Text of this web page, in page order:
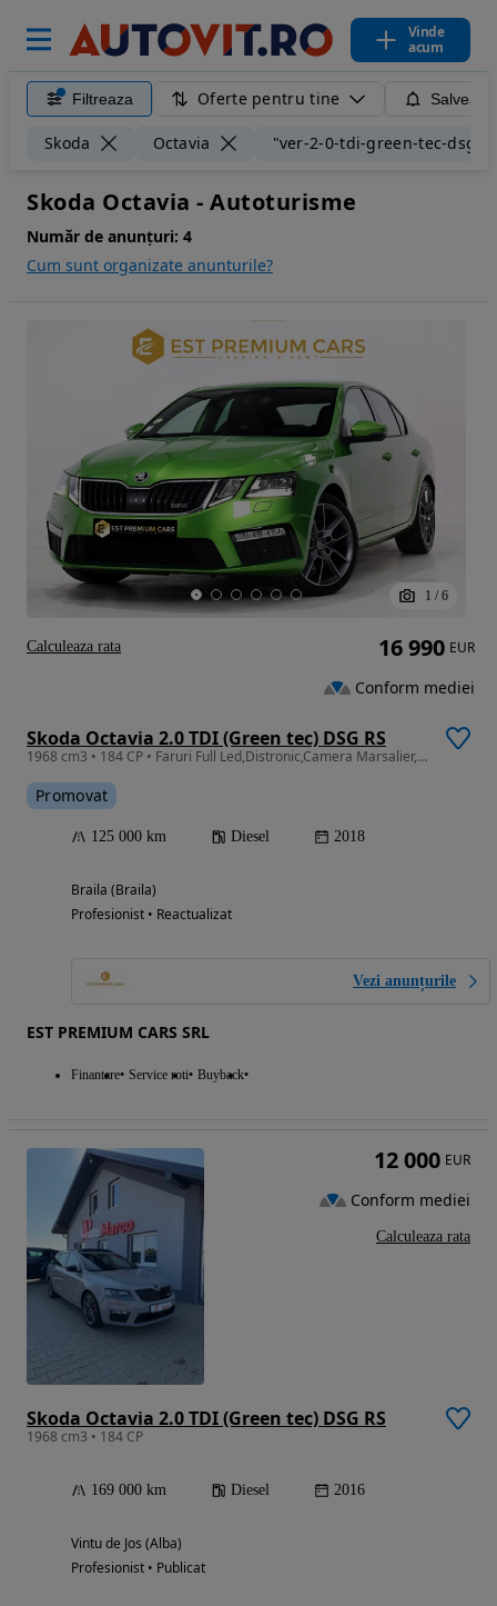
Vinde
acum
Filtreaza Oferte pentru tine
Skoda Octavia "ver-2-0-tdi-green-tec-dsg-
Skoda Octavia - Autoturisme
Număr de anunțuri: 4
Cum sunt organizate anunturile?
1 / 6
Skoda Octavia 2.0 TDI (Green tec) DSG RS
1968 cm3 • 184 CP • Faruri Full Led,Distronic,Camera Marsalier, Key Less Entry-Go
Promovat
125 000 km Diesel 2018
Braila (Braila)
Profesionist • Reactualizat
Vezi anunțurile
EST PREMIUM CARS SRL
Finantare Service roti Buyback
16 990 EUR
Conform mediei
Calculeaza rata
Skoda Octavia 2.0 TDI (Green tec) DSG RS
1968 cm3 • 184 CP
169 000 km Diesel 2016
Vintu de Jos (Alba)
Profesionist • Publicat
12 000 EUR
Conform mediei
Calculeaza rata